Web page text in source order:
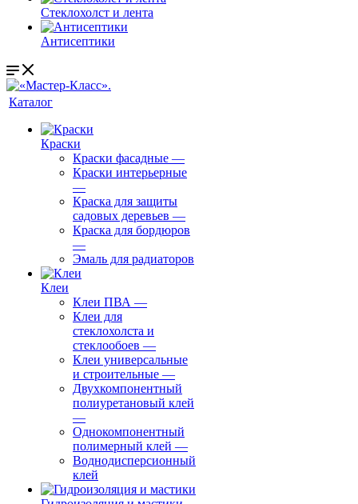
Стеклохолст и лента
Антисептики
Каталог
Краски
Краски фасадные —
Краски интерьерные
—
Краска для защиты
садовых деревьев —
⁠Краска для бордюров
—
Эмаль для радиаторов
Клеи
Клеи ПВА —
Клеи для
стеклохолста и
стеклообоев —
Клеи универсальные
и строительные —
Двухкомпонентный
полиуретановый клей
—
Однокомпонентный
полимерный клей —
Воднодисперсионный
клей